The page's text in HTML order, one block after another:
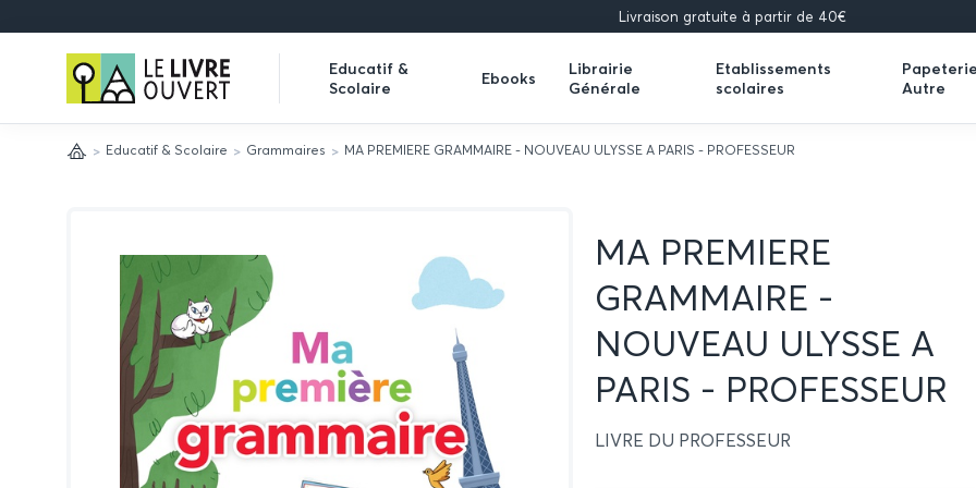
Livraison gratuite à partir de 40€
Le
Livre
Ouvert
Educatif &
Scolaire
Expand
submenu
Ebooks
Librairie
Générale
Expand
submenu
Etablissements
scolaires
Expand
submenu
Autre
Expand
AccueilEducatif & Scolaire Grammaires MA PREMIERE GRAMMAIRE - NOUVEAU ULYSSE A PARIS - PROFESSEUR
MA PREMIERE
GRAMMAIRE -
NOUVEAU ULYSSE A
PARIS - PROFESSEUR
LIVRE DU PROFESSEUR